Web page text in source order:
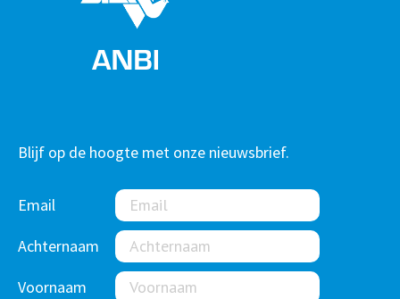
Blijf op de hoogte met onze nieuwsbrief.
Email
Achternaam
Voornaam